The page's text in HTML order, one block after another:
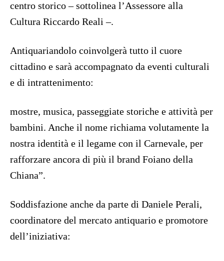
centro storico – sottolinea l’Assessore alla
Cultura Riccardo Reali –.
Antiquariandolo coinvolgerà tutto il cuore
cittadino e sarà accompagnato da eventi culturali
e di intrattenimento:
mostre, musica, passeggiate storiche e attività per
bambini. Anche il nome richiama volutamente la
nostra identità e il legame con il Carnevale, per
rafforzare ancora di più il brand Foiano della
Chiana”.
Soddisfazione anche da parte di Daniele Perali,
coordinatore del mercato antiquario e promotore
dell’iniziativa: